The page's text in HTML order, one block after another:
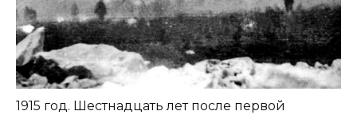
1915 год. Шестнадцать лет после первой